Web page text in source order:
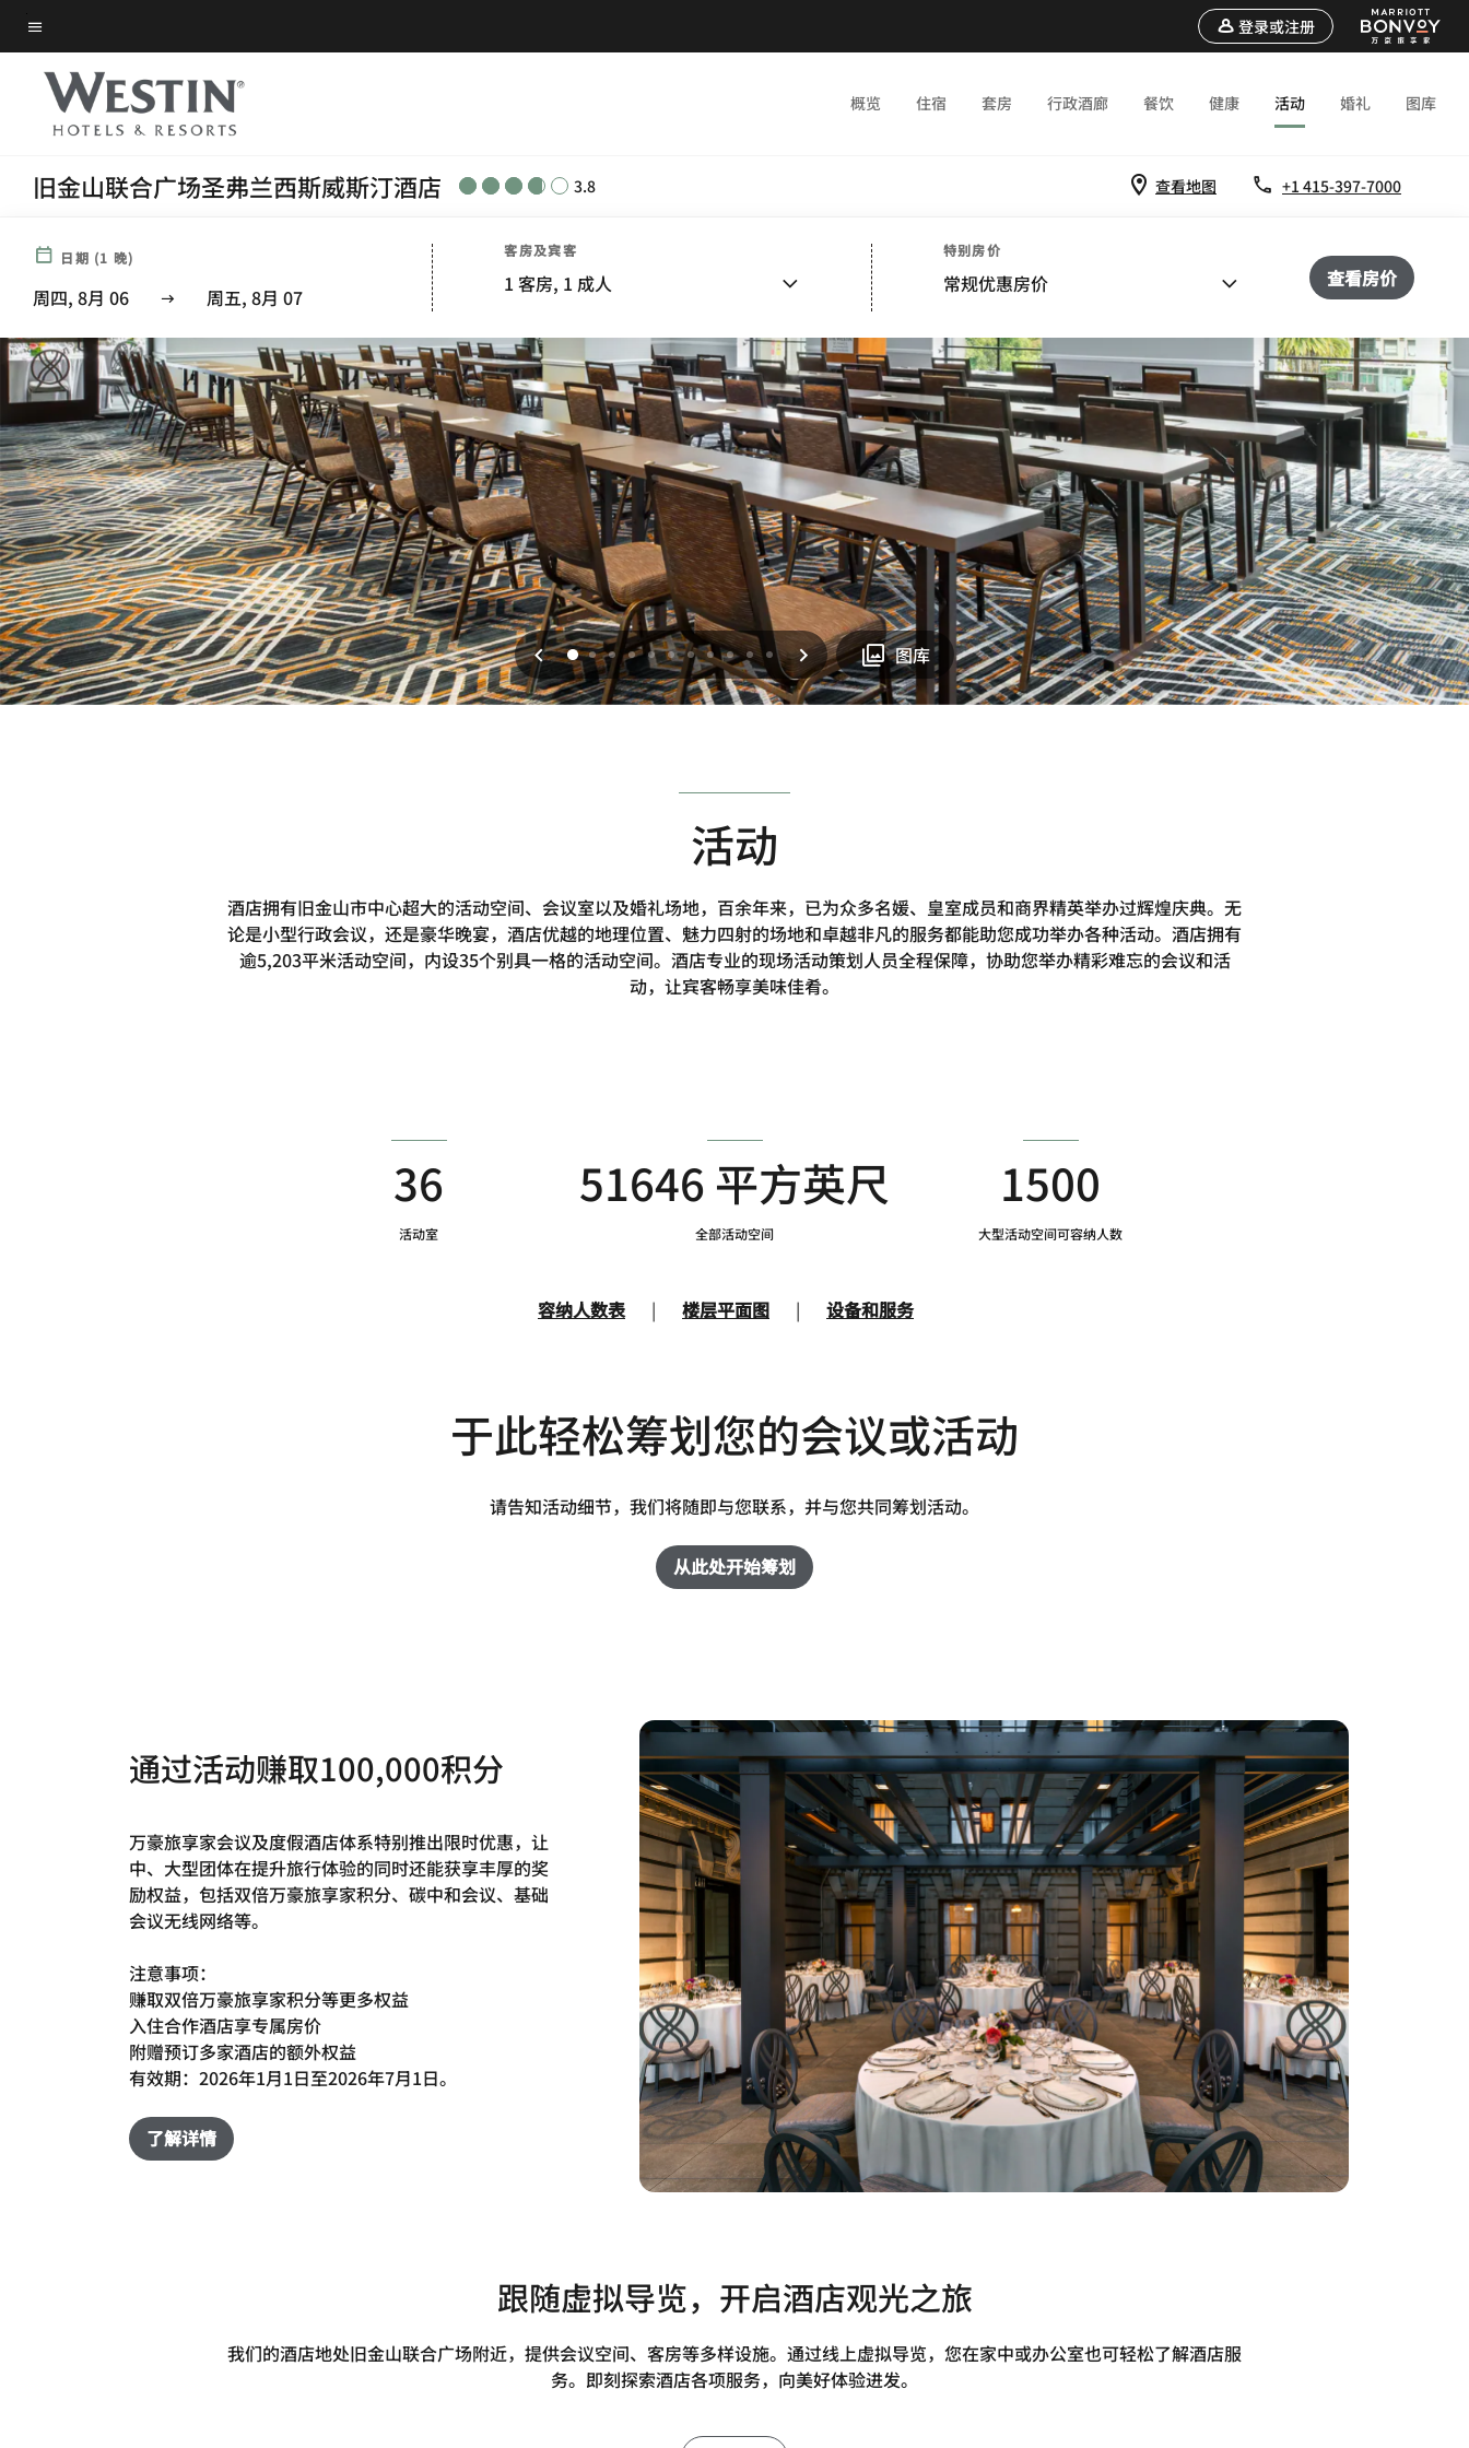
Skip
to
main
content
菜单文本
登录或注册
概览 住宿 套房 行政酒廊 餐饮 健康 活动 婚礼 图库
旧金山联合广场圣弗兰西斯威斯汀酒店 3.8 查看地图 +1 415-397-7000
日期 (1 晚)
周四, 8月 06 周五, 8月 07
客房及宾客
1 客房, 1 成人
特别房价
常规优惠房价 查看房价
上一页
012345678910下一页 图库
活动
酒店拥有旧金山市中心超大的活动空间、会议室以及婚礼场地，百余年来，已为众多名媛、皇室成员和商界精英举办过辉煌庆典。无
论是小型行政会议，还是豪华晚宴，酒店优越的地理位置、魅力四射的场地和卓越非凡的服务都能助您成功举办各种活动。酒店拥有
逾5,203平米活动空间，内设35个别具一格的活动空间。酒店专业的现场活动策划人员全程保障，协助您举办精彩难忘的会议和活
动，让宾客畅享美味佳肴。
36
活动室
51646 平方英尺
全部活动空间
1500
大型活动空间可容纳人数
容纳人数表 | 楼层平面图 | 设备和服务
于此轻松筹划您的会议或活动
请告知活动细节，我们将随即与您联系，并与您共同筹划活动。
从此处开始筹划
通过活动赚取100,000积分
万豪旅享家会议及度假酒店体系特别推出限时优惠，让
中、大型团体在提升旅行体验的同时还能获享丰厚的奖
励权益，包括双倍万豪旅享家积分、碳中和会议、基础
会议无线网络等。
注意事项：
赚取双倍万豪旅享家积分等更多权益
入住合作酒店享专属房价
附赠预订多家酒店的额外权益
有效期：2026年1月1日至2026年7月1日。
了解详情
跟随虚拟导览，开启酒店观光之旅
我们的酒店地处旧金山联合广场附近，提供会议空间、客房等多样设施。通过线上虚拟导览，您在家中或办公室也可轻松了解酒店服
务。即刻探索酒店各项服务，向美好体验进发。